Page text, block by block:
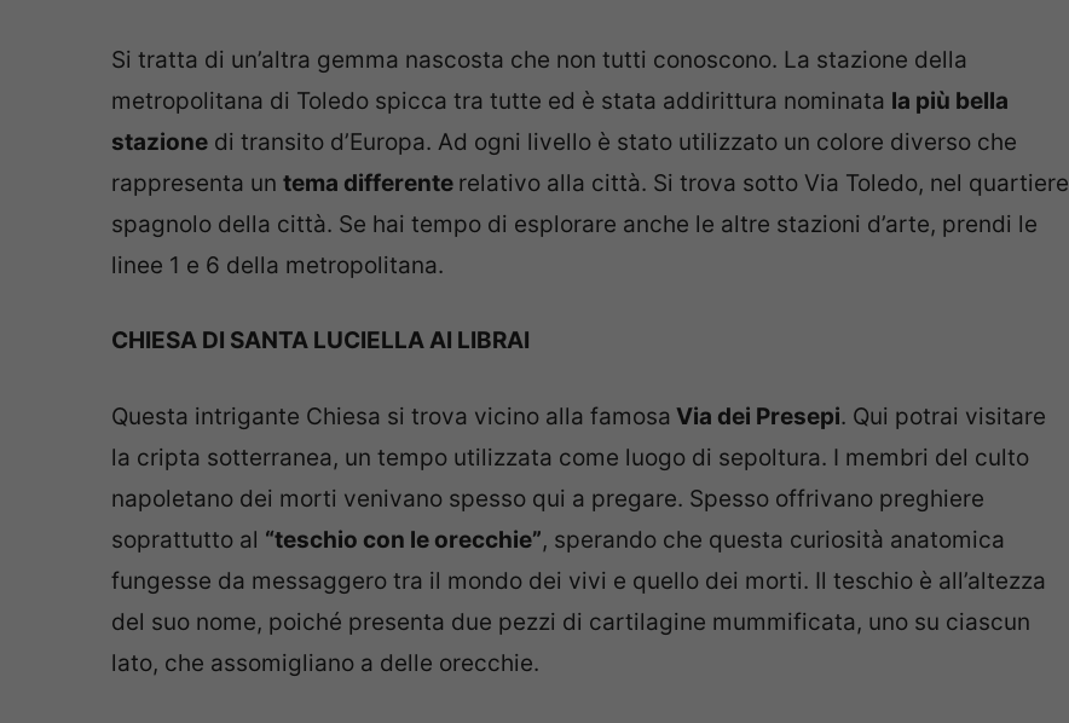
Si tratta di un’altra gemma nascosta che non tutti conoscono. La stazione della
metropolitana di Toledo spicca tra tutte ed è stata addirittura nominata la più bella
stazione di transito d’Europa. Ad ogni livello è stato utilizzato un colore diverso che
rappresenta un tema differente relativo alla città. Si trova sotto Via Toledo, nel quartiere
spagnolo della città. Se hai tempo di esplorare anche le altre stazioni d’arte, prendi le
linee 1 e 6 della metropolitana.
CHIESA DI SANTA LUCIELLA AI LIBRAI
Questa intrigante Chiesa si trova vicino alla famosa Via dei Presepi. Qui potrai visitare
la cripta sotterranea, un tempo utilizzata come luogo di sepoltura. I membri del culto
napoletano dei morti venivano spesso qui a pregare. Spesso offrivano preghiere
soprattutto al “teschio con le orecchie”, sperando che questa curiosità anatomica
fungesse da messaggero tra il mondo dei vivi e quello dei morti. Il teschio è all’altezza
del suo nome, poiché presenta due pezzi di cartilagine mummificata, uno su ciascun
lato, che assomigliano a delle orecchie.